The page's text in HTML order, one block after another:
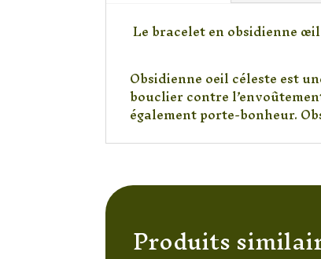
Le bracelet en obsidienne
Obsidienne oeil céleste est
bouclier contre
également porte-bonheur.
Produits